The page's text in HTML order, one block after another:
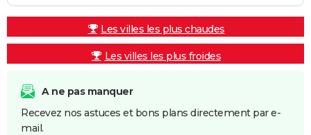
Les villes les plus chaudes
Les villes les plus froides
A ne pas manquer
Recevez nos astuces et bons plans directement par e-
mail.